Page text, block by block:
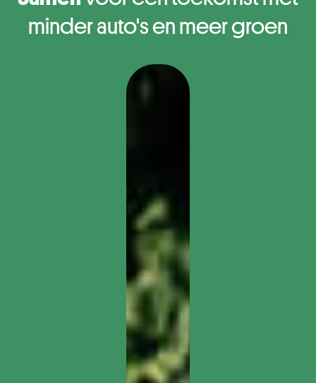
minder auto's en meer groen